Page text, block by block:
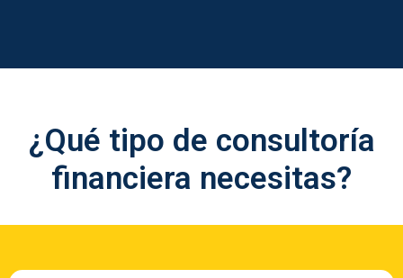
¿Qué tipo de consultoría
financiera necesitas?